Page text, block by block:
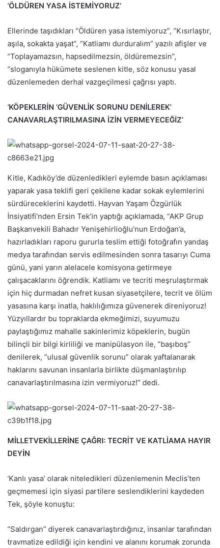
‘ÖLDÜREN YASA İSTEMİYORUZ’
Ellerinde taşıdıkları “Öldüren yasa istemiyoruz”, “Kısırlaştır,
aşıla, sokakta yaşat”, “Katliamı durduralım” yazılı afişler ve
“Toplayamazsın, hapsedilmezsin, öldüremezsin”,
“sloganıyla hükümete seslenen kitle, söz konusu yasal
düzenlemeden derhal vazgeçilmesi çağrısı yaptı.
‘KÖPEKLERİN ‘GÜVENLİK SORUNU DENİLEREK’
CANAVARLAŞTIRILMASINA İZİN VERMEYECEĞİZ’
Kitle, Kadıköy’de düzenledikleri eylemde basın açıklaması
yaparak yasa teklifi geri çekilene kadar sokak eylemlerini
sürdüreceklerini kaydetti. Hayvan Yaşam Özgürlük
İnsiyatifi’nden Ersin Tek’in yaptığı açıklamada, “AKP Grup
Başkanvekili Bahadır Yenişehirlioğlu’nun Erdoğan’a,
hazırladıkları raporu gururla teslim ettiği fotoğrafın yandaş
medya tarafından servis edilmesinden sonra tasarıyı Cuma
günü, yani yarın alelacele komisyona getirmeye
çalışacaklarını öğrendik. Katliamı ve tecriti meşrulaştırmak
için hiç durmadan nefret kusan siyasetçilere, tecrit ve ölüm
yasasına karşı inatla, haklılığımıza güvenerek direniyoruz!
Yüzyıllardır bu topraklarda ekmeğimizi, suyumuzu
paylaştığımız mahalle sakinlerimiz köpeklerin, bugün
bilinçli bir bilgi kirliliği ve manipülasyon ile, “başıboş”
denilerek, “ulusal güvenlik sorunu” olarak yaftalanarak
haklarını savunan insanlarla birlikte düşmanlaştırılıp
canavarlaştırılmasına izin vermiyoruz!” dedi.
MİLLETVEKİLLERİNE ÇAĞRI: TECRİT VE KATLİAMA HAYIR
DEYİN
‘Kanlı yasa’ olarak niteledikleri düzenlemenin Meclis’ten
geçmemesi için siyasi partilere seslendiklerini kaydeden
Tek, şöyle konuştu:
“Saldırgan” diyerek canavarlaştırdığınız, insanlar tarafından
travmatize edildiği için kendini ve alanını korumak zorunda